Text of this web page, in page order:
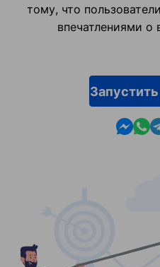
тому, что
впечатлениями о
Contact